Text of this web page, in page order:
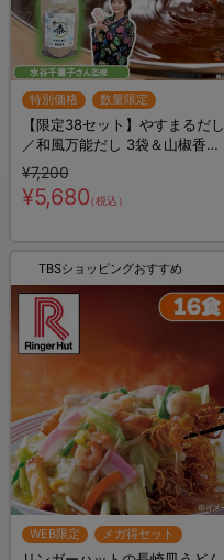
特別価格 数量限定
【限定38セット】やすまるだし
／和風万能だし 3袋＆山椒香る
和風万能だし 3袋 計6袋セット
【特別セット】ふりかける山椒
香る和風万能だし 100g／水谷
¥7,200
¥5,680（税込）
TBSショッピングおすすめ
WEB限定 メガ得セット